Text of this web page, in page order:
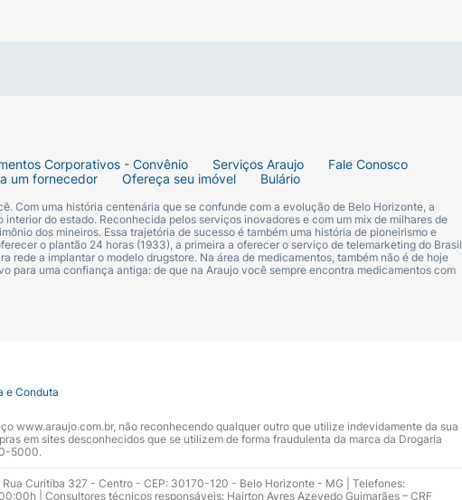
Corporativos - Convênio Serviços Araujo
Fale Conosco
um fornecedor Ofereça seu imóvel Bulário
Com uma história centenária que se confunde com a evolução de Belo Horizonte, a
do estado. Reconhecida pelos serviços inovadores e com um mix de milhares de
dos mineiros. Essa trajetória de sucesso é também uma história de pioneirismo e
o plantão 24 horas (1933), a primeira a oferecer o serviço de telemarketing do Brasil
rede a implantar o modelo drugstore. Na área de medicamentos, também não é de hoje
para uma confiança antiga: de que na Araujo você sempre encontra medicamentos com
e Conduta
www.araujo.com.br, não reconhecendo qualquer outro que utilize indevidamente da sua
em sites desconhecidos que se utilizem de forma fraudulenta da marca da Drogaria
5000.
Curitiba 327 - Centro - CEP: 30170-120 - Belo Horizonte - MG | Telefones:
| Consultores técnicos responsáveis: Hairton Ayres Azevedo Guimarães – CRF